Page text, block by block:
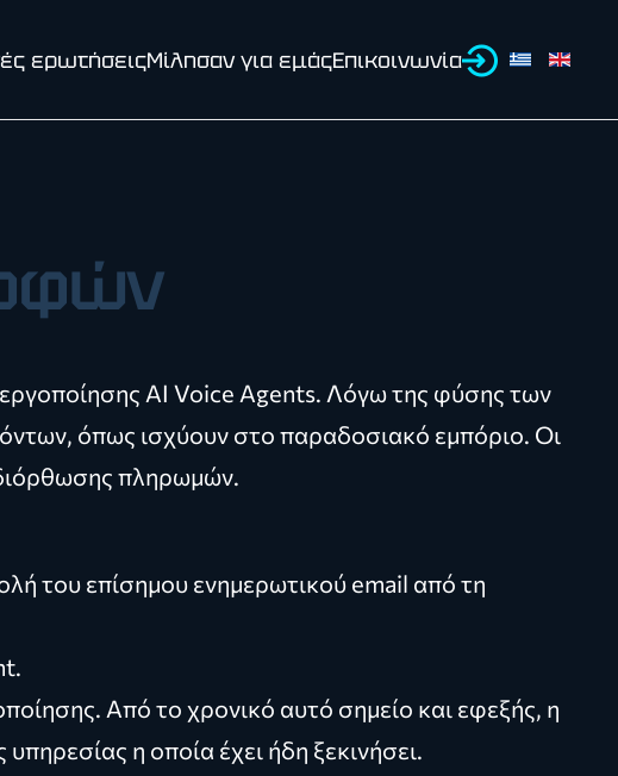
ερωτήσειςΜίλησαν για εμάςΕπικοινωνία
AI Voice Agents. Λόγω της φύσης των
όπως ισχύουν στο παραδοσιακό εμπόριο. Οι
πληρωμών.
του επίσημου ενημερωτικού email από τη
Από το χρονικό αυτό σημείο και εφεξής, η
η οποία έχει ήδη ξεκινήσει.